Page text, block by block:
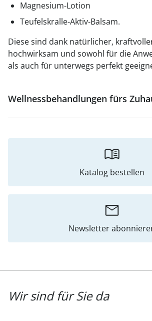
Magnesium-Lotion
Teufelskralle-Aktiv-Balsam.
Diese sind dank natürlicher,
hochwirksam und sowohl für die
als auch für unterwegs perfekt
Wellnessbehandlungen fürs
Katalog bestellen
Newsletter
Wir sind für Sie da